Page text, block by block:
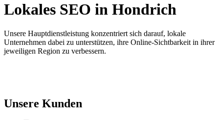
Lokales SEO in Hondrich
Unsere Hauptdienstleistung konzentriert sich darauf, lokale
Unternehmen dabei zu unterstützen, ihre Online-Sichtbarkeit in ihrer
jeweiligen Region zu verbessern.
Unsere Kunden